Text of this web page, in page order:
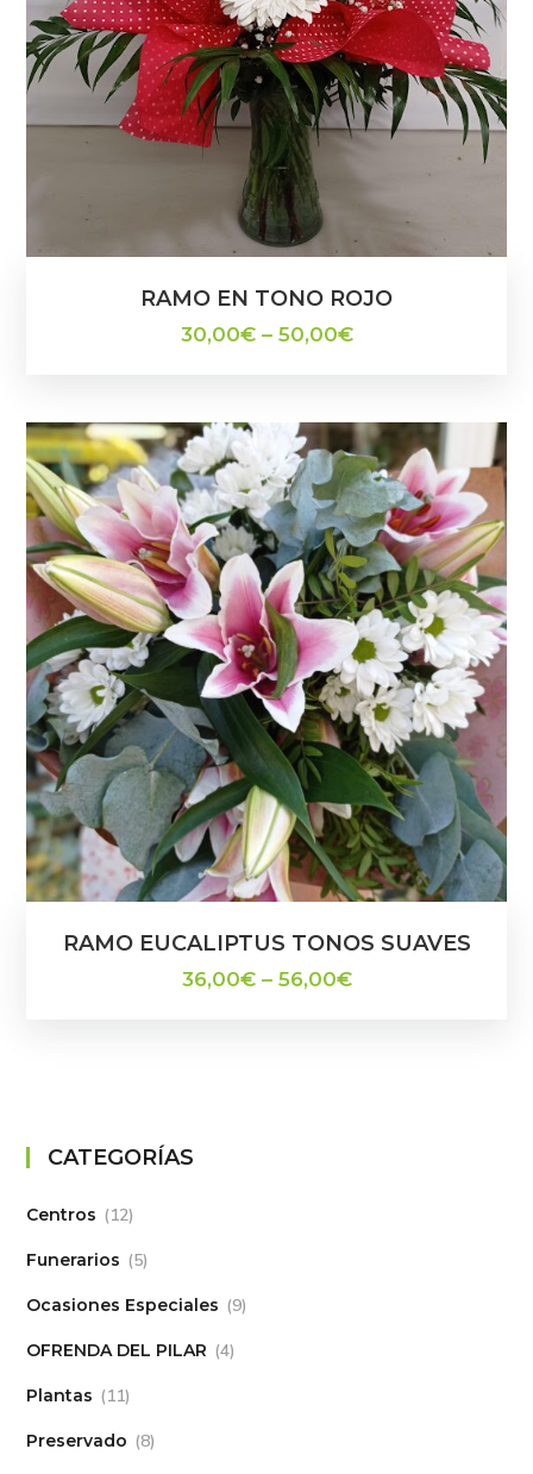
RAMO EN TONO ROJO
30,00€– 50,00€
RAMO EUCALIPTUS TONOS SUAVES
36,00€– 56,00€
CATEGORÍAS
Centros 12
Funerarios 5
Ocasiones Especiales 9
OFRENDA DEL PILAR 4
Plantas 11
Preservado 8